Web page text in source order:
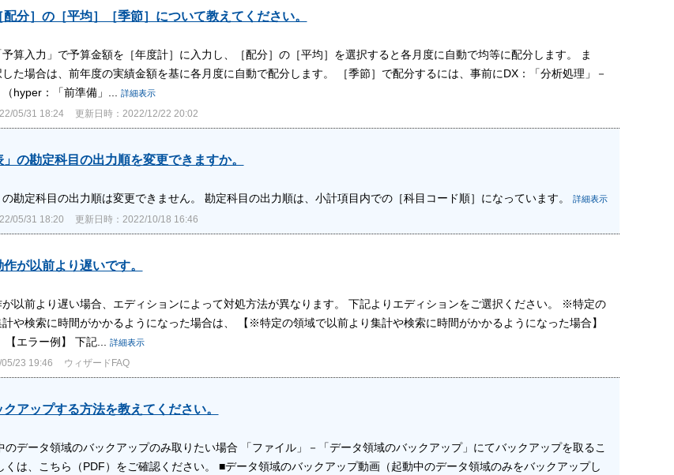
配分］の［平均］［季節］について教えてください。
予算入力」で予算金額を［年度計］に入力し、［配分］の［平均］を選択すると各月度に自動で均等に配分します。 ま
た場合は、前年度の実績金額を基に各月度に自動で配分します。 ［季節］で配分するには、事前にDX：「分析処理」－
（hyper：「前準備」...
詳細表示
05/31 18:24 更新日時：2022/12/22 20:02
」の勘定科目の出力順を変更できますか。
の勘定科目の出力順は変更できません。 勘定科目の出力順は、小計項目内での［科目コード順］になっています。 詳細表示
05/31 18:20 更新日時：2022/10/18 16:46
が以前より遅いです。
が以前より遅い場合、エディションによって対処方法が異なります。 下記よりエディションをご選択ください。 ※特定の
や検索に時間がかかるようになった場合は、 【※特定の領域で以前より集計や検索に時間がかかるようになった場合】
【エラー例】 下記...
詳細表示
23 19:46 ウィザードFAQ
アップする方法を教えてください。
のデータ領域のバックアップのみ取りたい場合 「ファイル」－「データ領域のバックアップ」にてバックアップを取るこ
くは、こちら（PDF）をご確認ください。 ■データ領域のバックアップ動画（起動中のデータ領域のみをバックアップし